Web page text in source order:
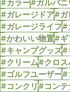
#カラー#ガルバニ
#ガレージドア#ガ
#ガレージライフ#
#かわいい物置#ギ
#キャンプグッズ#
#クリーム#クロス
#ゴルフユーザー#
#コンクリ#コンテ